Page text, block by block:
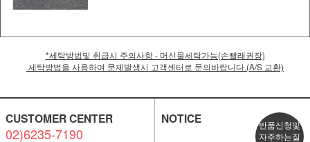
*세탁방법및 취급시 주의사항 - 머신물세탁가능(손빨래권장)
세탁방법을 사용하여 문제발생시 고객센터로 문의바랍니다.(A/S 교환)
CUSTOMER CENTER
02)6235-7190
NOTICE
반품신청및
자주하는질